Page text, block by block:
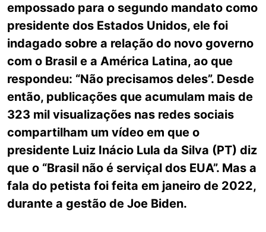
empossado para o segundo mandato como
presidente dos Estados Unidos, ele foi
indagado sobre a relação do novo governo
com o Brasil e a América Latina, ao que
respondeu: “Não precisamos deles”. Desde
então, publicações que acumulam mais de
323 mil visualizações nas redes sociais
compartilham um vídeo em que o
presidente Luiz Inácio Lula da Silva (PT) diz
que o “Brasil não é serviçal dos EUA”. Mas a
fala do petista foi feita em janeiro de 2022,
durante a gestão de Joe Biden.